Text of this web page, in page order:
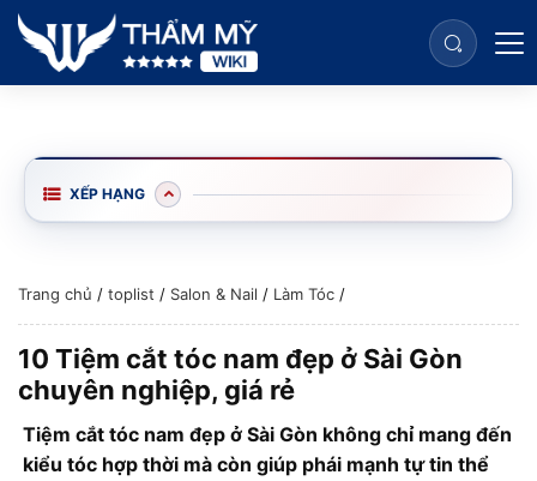
XẾP HẠNG
Trang chủ / toplist / Salon & Nail / Làm Tóc /
10 Tiệm cắt tóc nam đẹp ở Sài Gòn
chuyên nghiệp, giá rẻ
Tiệm cắt tóc nam đẹp ở Sài Gòn không chỉ mang đến
kiểu tóc hợp thời mà còn giúp phái mạnh tự tin thể